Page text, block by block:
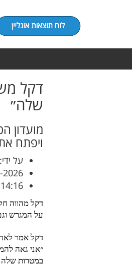
דקל
שלה״
מועדון
ויפתח את
על
2026
14:16
דקל מהווה
על המגרש
דקל אמר
״אני גאה
במטרות שלה